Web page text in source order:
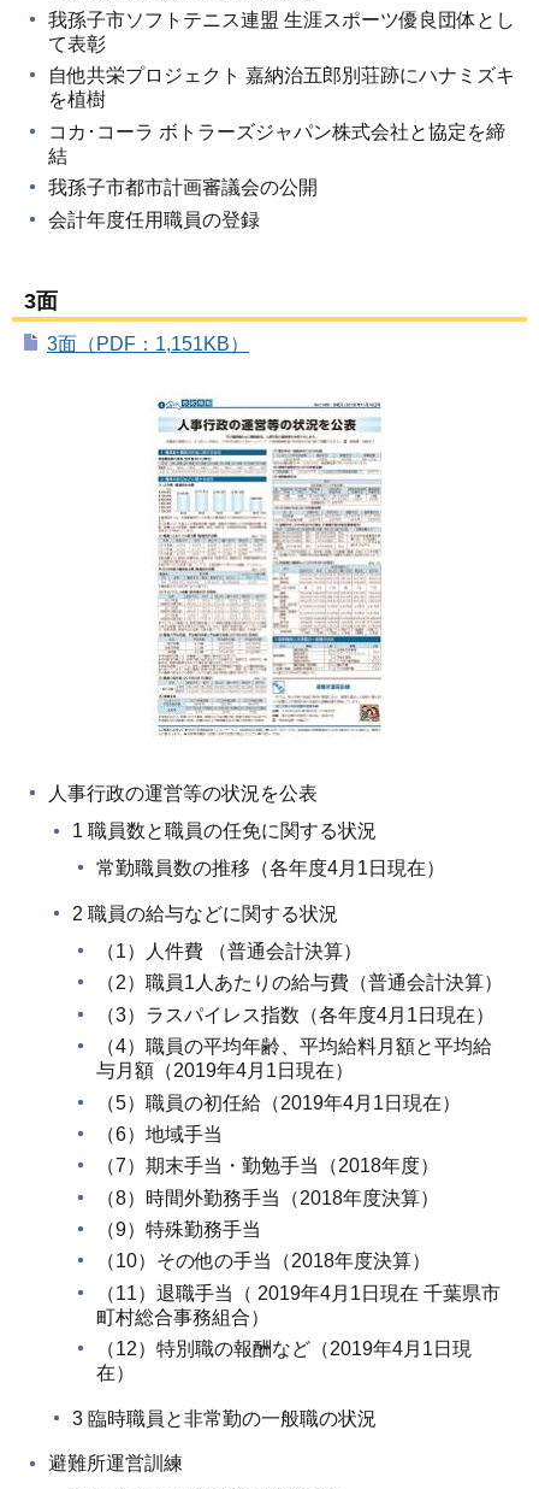
我孫子市ソフトテニス連盟 生涯スポーツ優良団体とし
て表彰
自他共栄プロジェクト 嘉納治五郎別荘跡にハナミズキ
を植樹
コカ･コーラ ボトラーズジャパン株式会社と協定を締
結
我孫子市都市計画審議会の公開
会計年度任用職員の登録
3面
3面（PDF：1,151KB）
人事行政の運営等の状況を公表
1 職員数と職員の任免に関する状況
常勤職員数の推移（各年度4月1日現在）
2 職員の給与などに関する状況
（1）人件費 （普通会計決算）
（2）職員1人あたりの給与費（普通会計決算）
（3）ラスパイレス指数（各年度4月1日現在）
（4）職員の平均年齢、平均給料月額と平均給
与月額（2019年4月1日現在）
（5）職員の初任給（2019年4月1日現在）
（6）地域手当
（7）期末手当・勤勉手当（2018年度）
（8）時間外勤務手当（2018年度決算）
（9）特殊勤務手当
（10）その他の手当（2018年度決算）
（11）退職手当（ 2019年4月1日現在 千葉県市
町村総合事務組合）
（12）特別職の報酬など（2019年4月1日現
在）
3 臨時職員と非常勤の一般職の状況
避難所運営訓練